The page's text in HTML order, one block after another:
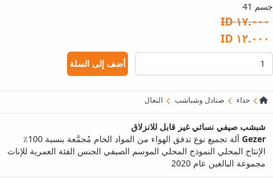
جسم 41
١٧.٠٠٠ ID
١٢.٠٠٠ ID
أضف إلى السلة
حذاء صنادل وشباشب النعال
شبشب صيفي نسائي غير قابل للانزلاق
Gezer
آلة تجميع نوع تدفق الهواء من المواد الخام مُجمَّعة بنسبة 100٪
الإنتاج المحلي النموذج المحلي الموسم الصيفي الجنس الفئة العمرية للإناث
مجموعة البالغين عام 2020